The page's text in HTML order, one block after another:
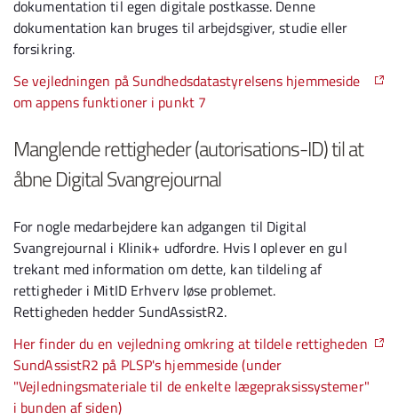
dokumentation til egen digitale postkasse. Denne
dokumentation kan bruges til arbejdsgiver, studie eller
forsikring.
Se vejledningen på Sundhedsdatastyrelsens hjemmeside
om appens funktioner i punkt 7
Manglende rettigheder (autorisations-ID) til at
åbne Digital Svangrejournal
For nogle medarbejdere kan adgangen til Digital
Svangrejournal i Klinik+ udfordre. Hvis I oplever en gul
trekant med information om dette, kan tildeling af
rettigheder i MitID Erhverv løse problemet.
Rettigheden hedder SundAssistR2.
Her finder du en vejledning omkring at tildele rettigheden
SundAssistR2 på PLSP's hjemmeside (under
"Vejledningsmateriale til de enkelte lægepraksissystemer"
i bunden af siden)